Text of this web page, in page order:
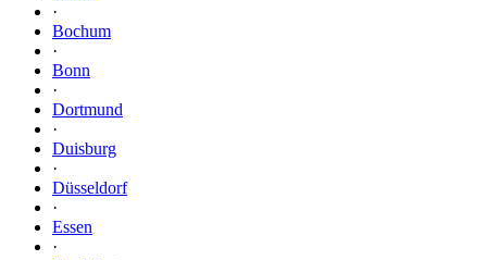
·
Bochum
·
Bonn
·
Dortmund
·
Duisburg
·
Düsseldorf
·
Essen
·